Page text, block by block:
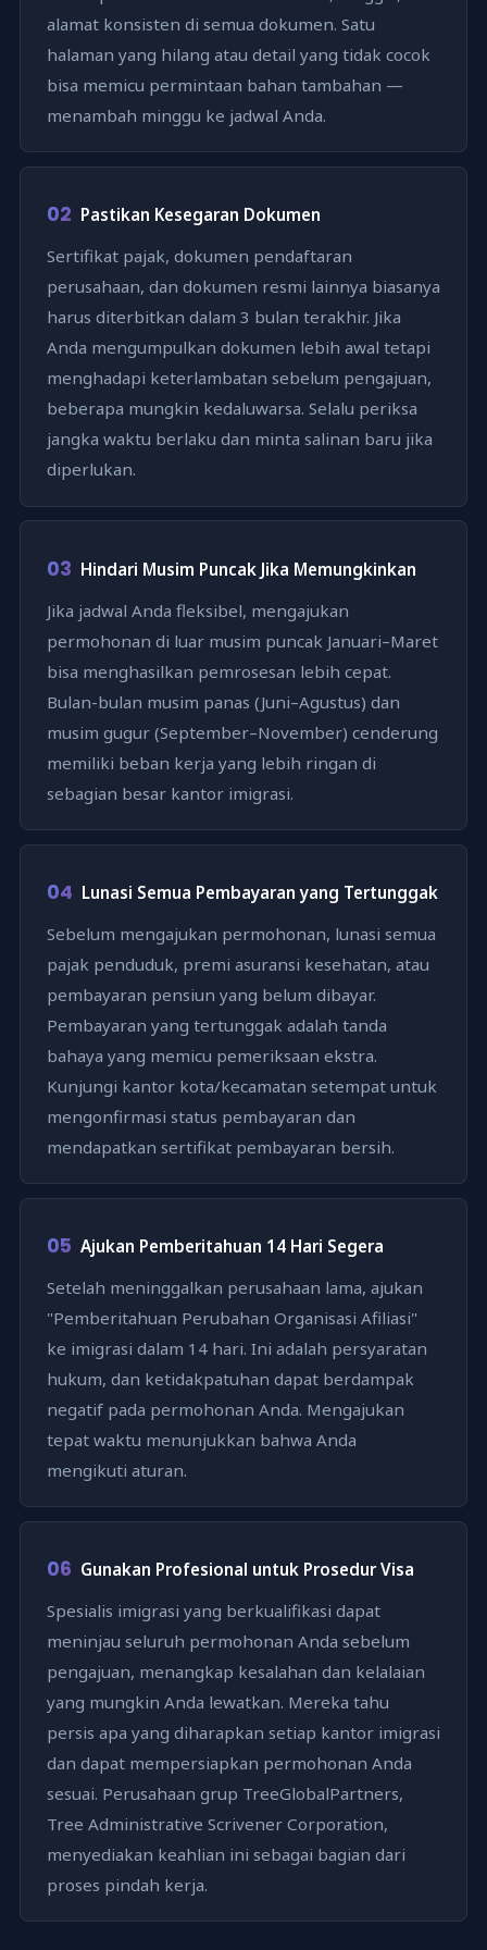
alamat konsisten di semua dokumen. Satu
halaman yang hilang atau detail yang tidak cocok
bisa memicu permintaan bahan tambahan —
menambah minggu ke jadwal Anda.
02 Pastikan Kesegaran Dokumen
Sertifikat pajak, dokumen pendaftaran
perusahaan, dan dokumen resmi lainnya biasanya
harus diterbitkan dalam 3 bulan terakhir. Jika
Anda mengumpulkan dokumen lebih awal tetapi
menghadapi keterlambatan sebelum pengajuan,
beberapa mungkin kedaluwarsa. Selalu periksa
jangka waktu berlaku dan minta salinan baru jika
diperlukan.
03 Hindari Musim Puncak Jika Memungkinkan
Jika jadwal Anda fleksibel, mengajukan
permohonan di luar musim puncak Januari–Maret
bisa menghasilkan pemrosesan lebih cepat.
Bulan-bulan musim panas (Juni–Agustus) dan
musim gugur (September–November) cenderung
memiliki beban kerja yang lebih ringan di
sebagian besar kantor imigrasi.
04 Lunasi Semua Pembayaran yang Tertunggak
Sebelum mengajukan permohonan, lunasi semua
pajak penduduk, premi asuransi kesehatan, atau
pembayaran pensiun yang belum dibayar.
Pembayaran yang tertunggak adalah tanda
bahaya yang memicu pemeriksaan ekstra.
Kunjungi kantor kota/kecamatan setempat untuk
mengonfirmasi status pembayaran dan
mendapatkan sertifikat pembayaran bersih.
05 Ajukan Pemberitahuan 14 Hari Segera
Setelah meninggalkan perusahaan lama, ajukan
"Pemberitahuan Perubahan Organisasi Afiliasi"
ke imigrasi dalam 14 hari. Ini adalah persyaratan
hukum, dan ketidakpatuhan dapat berdampak
negatif pada permohonan Anda. Mengajukan
tepat waktu menunjukkan bahwa Anda
mengikuti aturan.
06 Gunakan Profesional untuk Prosedur Visa
Spesialis imigrasi yang berkualifikasi dapat
meninjau seluruh permohonan Anda sebelum
pengajuan, menangkap kesalahan dan kelalaian
yang mungkin Anda lewatkan. Mereka tahu
persis apa yang diharapkan setiap kantor imigrasi
dan dapat mempersiapkan permohonan Anda
sesuai. Perusahaan grup TreeGlobalPartners,
Tree Administrative Scrivener Corporation,
menyediakan keahlian ini sebagai bagian dari
proses pindah kerja.